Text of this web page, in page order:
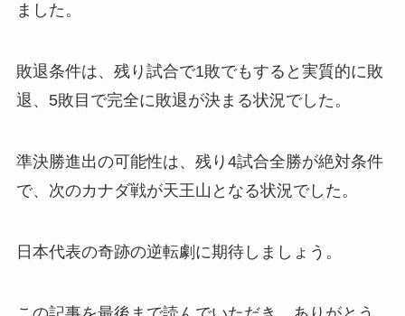
ました。
敗退条件は、残り試合で1敗でもすると実質的に敗
退、5敗目で完全に敗退が決まる状況でした。
準決勝進出の可能性は、残り4試合全勝が絶対条件
で、次のカナダ戦が天王山となる状況でした。
日本代表の奇跡の逆転劇に期待しましょう。